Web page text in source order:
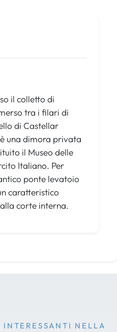
il colletto di
tra i filari di
di Castellar
una dimora privata
il Museo delle
Italiano. Per
ponte levatoio
caratteristico
corte interna.
NELLA